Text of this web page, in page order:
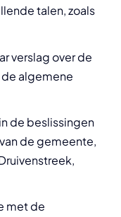
talen, zoals
verslag over de
algemene
de beslissingen
de gemeente,
met de